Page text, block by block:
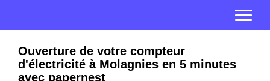
Ouverture de votre compteur
d'électricité à Molagnies en 5 minutes
avec papernest